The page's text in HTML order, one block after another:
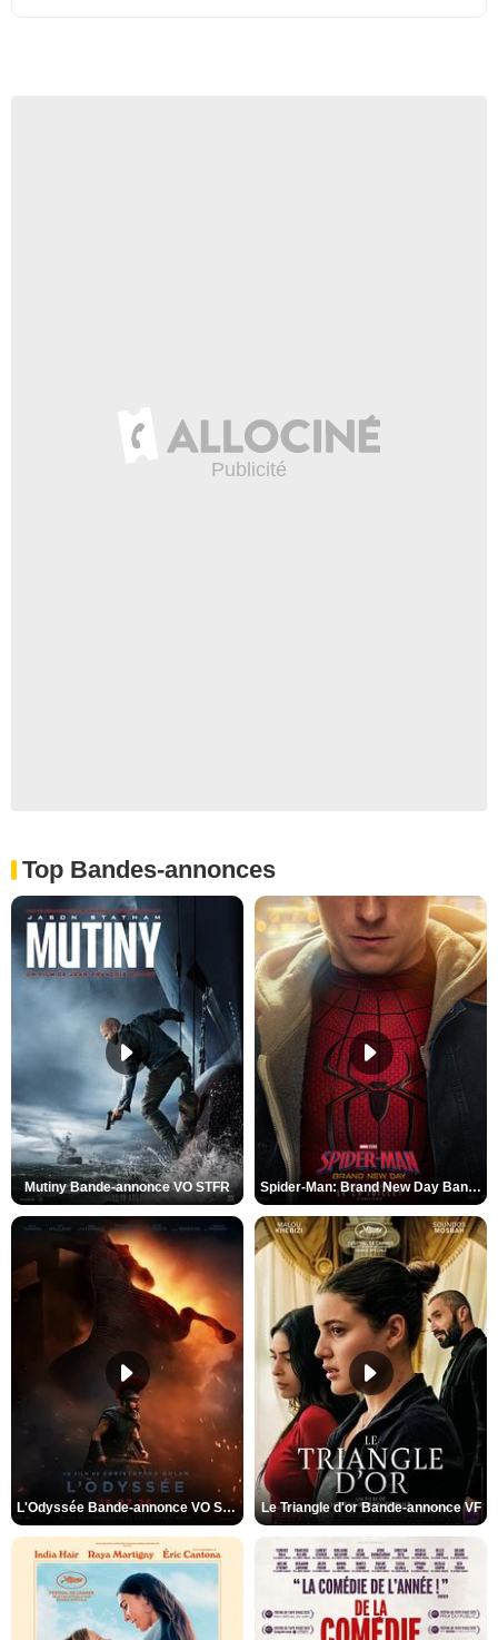
Top Bandes-annonces
Mutiny Bande-annonce VO STFR Spider-Man: Brand New Day Bande-annonce VO STFR
L'Odyssée Bande-annonce VO STFR Le Triangle d'or Bande-annonce VF